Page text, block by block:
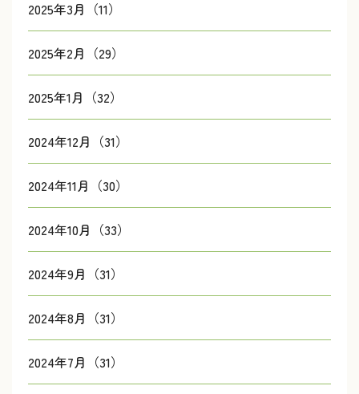
2025年3月（11）
2025年2月（29）
2025年1月（32）
2024年12月（31）
2024年11月（30）
2024年10月（33）
2024年9月（31）
2024年8月（31）
2024年7月（31）